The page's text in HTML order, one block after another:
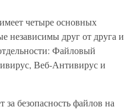
четыре основных
независимы друг от друга и
Файловый
Веб-Антивирус и
безопасность файлов на